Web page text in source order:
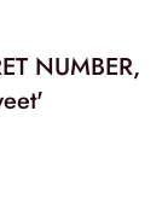
NUMBER,